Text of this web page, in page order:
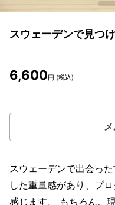
スウェーデンで見つ
6,600円 (税込)
スウェーデンで出会っ
した重量感があり、プ
感じます。 もちろん、